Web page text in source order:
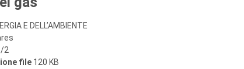
E DELL’AMBIENTE
2
file 120 KB